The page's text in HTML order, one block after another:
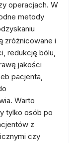
operacjach. W
metody
zróżnicowane i
redukcję bólu,
jakości
pacjenta,
Warto
tylko osób po
z
czy